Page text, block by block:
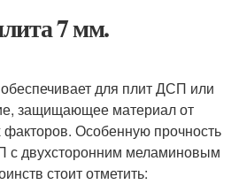
7 мм.
для плит ДСП или
защищающее материал от
факторов. Особенную прочность
с двухсторонним меламиновым
стоит отметить: